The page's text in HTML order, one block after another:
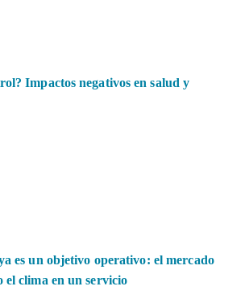
Impactos negativos en salud y
es un objetivo operativo: el mercado
el clima en un servicio